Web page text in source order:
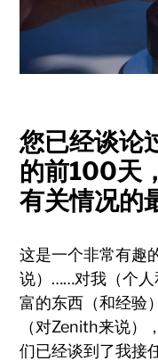
您已经谈论
的前100天
有关情况的
这是一个非常有趣
说）……对我（个人
富的东西（和经验
（对Zenith来说）
们已经谈到了我接